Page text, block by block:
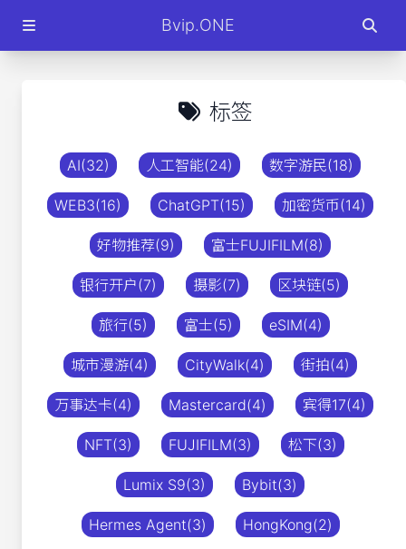
Bvip.ONE
标签
AI(32) 人工智能(24) 数字游民(18)
WEB3(16) ChatGPT(15) 加密货币(14)
好物推荐(9) 富士FUJIFILM(8)
银行开户(7) 摄影(7) 区块链(5)
旅行(5) 富士(5) eSIM(4)
城市漫游(4) CityWalk(4) 街拍(4)
万事达卡(4) Mastercard(4) 宾得17(4)
NFT(3) FUJIFILM(3) 松下(3)
Lumix S9(3) Bybit(3)
Hermes Agent(3) HongKong(2)